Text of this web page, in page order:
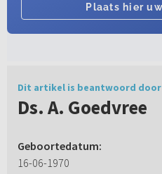
Dit artikel is beantwoord door
Ds. A. Goedvree
Geboortedatum:
16-06-1970